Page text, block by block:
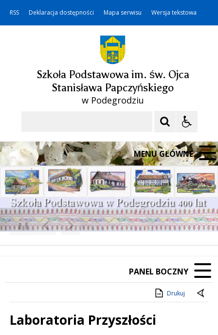
RSS Deklaracja dostępności Mapa serwisu Wersja tekstowa
Szkoła Podstawowa im. św. Ojca
Stanisława Papczyńskiego
w Podegrodziu
MENU GŁÓWNE
Poprzedni Element
Następny Element
❚❚
PANEL BOCZNY
Drukuj
Laboratoria Przyszłości